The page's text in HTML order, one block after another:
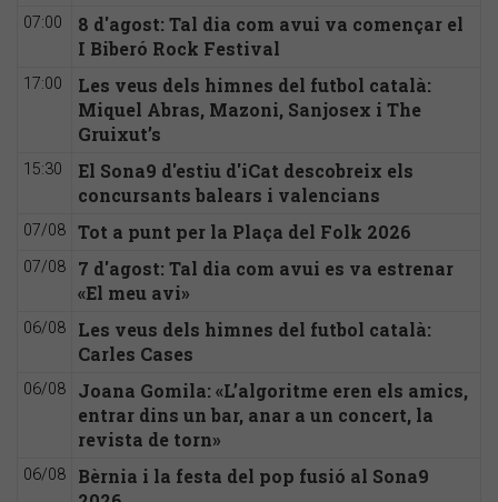
07:00
8 d'agost: Tal dia com avui va començar el
I Biberó Rock Festival
17:00
Les veus dels himnes del futbol català:
Miquel Abras, Mazoni, Sanjosex i The
Gruixut’s
15:30
El Sona9 d'estiu d'iCat descobreix els
concursants balears i valencians
07/08 Tot a punt per la Plaça del Folk 2026
07/08
7 d'agost: Tal dia com avui es va estrenar
«El meu avi»
06/08
Les veus dels himnes del futbol català:
Carles Cases
06/08
Joana Gomila: «L’algoritme eren els amics,
entrar dins un bar, anar a un concert, la
revista de torn»
06/08
Bèrnia i la festa del pop fusió al Sona9